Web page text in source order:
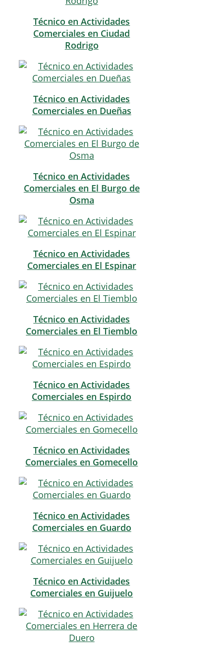
Técnico en Actividades
Comerciales en Ciudad
Rodrigo
Técnico en Actividades
Comerciales en Dueñas
Técnico en Actividades
Comerciales en El Burgo de
Osma
Técnico en Actividades
Comerciales en El Espinar
Técnico en Actividades
Comerciales en El Tiemblo
Técnico en Actividades
Comerciales en Espirdo
Técnico en Actividades
Comerciales en Gomecello
Técnico en Actividades
Comerciales en Guardo
Técnico en Actividades
Comerciales en Guijuelo